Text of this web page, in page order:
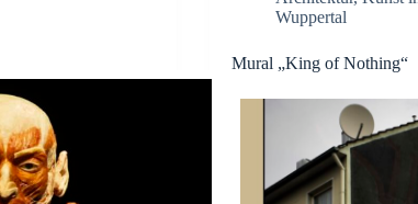
Wuppertal
Mural „King of Nothing“